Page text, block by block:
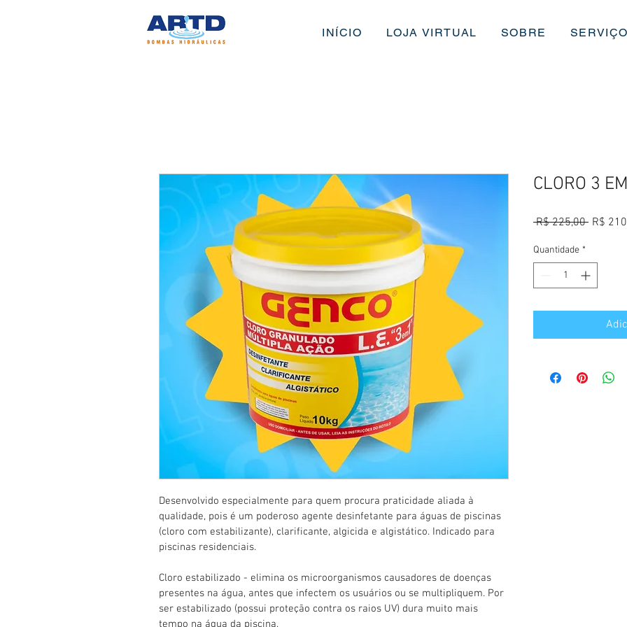
INÍCIO LOJA VIRTUAL SOBRE
Desenvolvido especialmente para quem procura praticidade aliada à
qualidade, pois é um poderoso agente desinfetante para águas de piscinas
(cloro com estabilizante), clarificante, algicida e algistático. Indicado para
piscinas residenciais.
Cloro estabilizado - elimina os microorganismos causadores de doenças
presentes na água, antes que infectem os usuários ou se multipliquem. Por
ser estabilizado (possui proteção contra os raios UV) dura muito mais
tempo na água da piscina.
CLORO 3
R$ 225,00 Preço
R$
Quantidade *